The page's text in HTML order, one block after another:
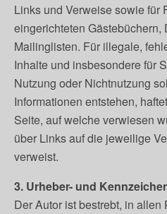
Links und Verweise sowie für
eingerichteten Gästebüchern,
Mailinglisten. Für illegale,
Inhalte und insbesondere für
Nutzung oder Nichtnutzung
Informationen entstehen,
Seite, auf welche verwiesen
über Links auf die jeweilige
verweist.
3. Urheber- und
Der Autor ist bestrebt, in